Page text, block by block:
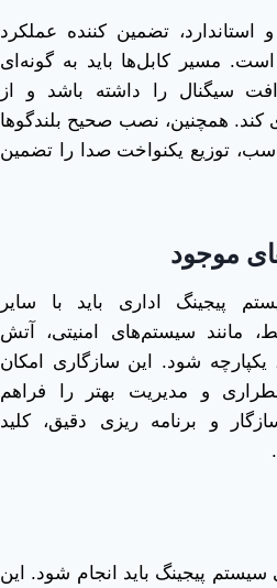
تضمین‌ کننده عملکرد
مسیر کابل‌ها باید به‌ گونه‌ای
سیگنال را داشته باشد و از
کند. همچنین، نصب صحیح بلندگوها
توزیع یکنواخت صدا را تضمین
موجود
پیجینگ اداری باید با سایر
مانند سیستم‌های امنیتی، آتش
یکپارچه شود. این سازگاری امکان
و مدیریت بهتر را فراهم
و برنامه ‌ریزی دقیق، کلید
پیجینگ باید انجام شود. این